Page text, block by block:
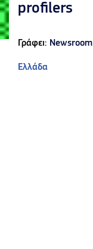
profilers
Γράφει: Newsroom
Ελλάδα